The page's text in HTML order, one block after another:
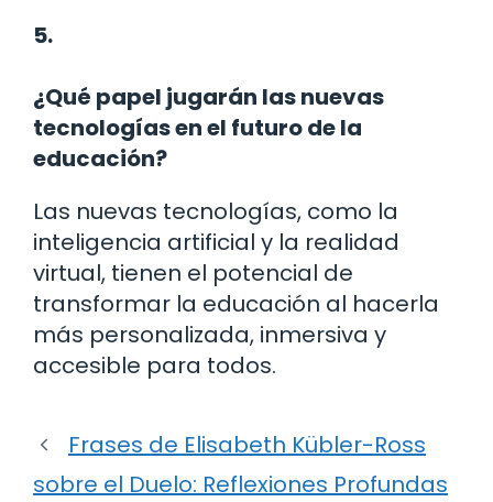
5.
¿Qué papel jugarán las nuevas
tecnologías en el futuro de la
educación?
Las nuevas tecnologías, como la
inteligencia artificial y la realidad
virtual, tienen el potencial de
transformar la educación al hacerla
más personalizada, inmersiva y
accesible para todos.
Frases de Elisabeth Kübler-Ross
sobre el Duelo: Reflexiones Profundas